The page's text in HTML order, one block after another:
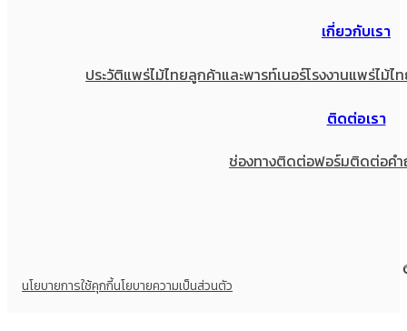
เกี่ยวกับเรา
ประวัติแพร่ไม้ไทยลูกค้าและพารท์เนอร์โรงงานแพร่ไม้ไ
ติดต่อเรา
ช่องทางติดต่อฟอร์มติดต่อค
นโยบายการใช้คุกกี้นโยบายความเป็นส่วนตัว